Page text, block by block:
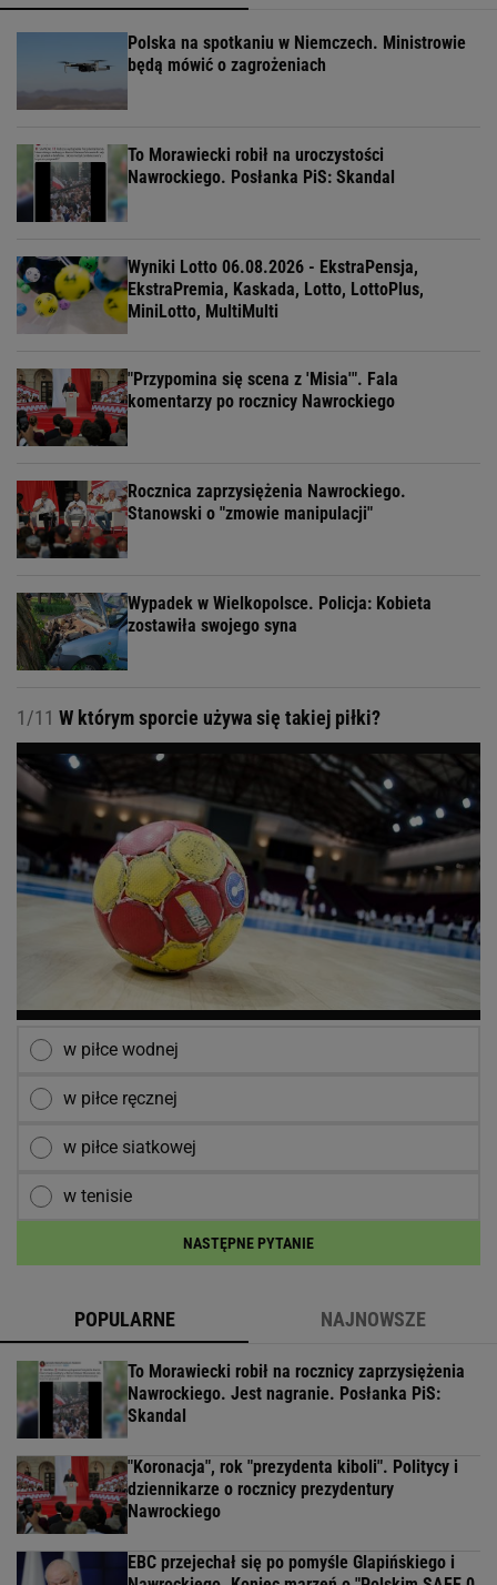
Polska na spotkaniu w Niemczech. Ministrowie
będą mówić o zagrożeniach
To Morawiecki robił na uroczystości
Nawrockiego. Posłanka PiS: Skandal
Wyniki Lotto 06.08.2026 - EkstraPensja,
EkstraPremia, Kaskada, Lotto, LottoPlus,
MiniLotto, MultiMulti
"Przypomina się scena z 'Misia'". Fala
komentarzy po rocznicy Nawrockiego
Rocznica zaprzysiężenia Nawrockiego.
Stanowski o "zmowie manipulacji"
Wypadek w Wielkopolsce. Policja: Kobieta
zostawiła swojego syna
1/11 W którym sporcie używa się takiej piłki?
w piłce wodnej
w piłce ręcznej
w piłce siatkowej
w tenisie
NASTĘPNE PYTANIE
POPULARNE NAJNOWSZE
To Morawiecki robił na rocznicy zaprzysiężenia
Nawrockiego. Jest nagranie. Posłanka PiS:
Skandal
"Koronacja", rok "prezydenta kiboli". Politycy i
dziennikarze o rocznicy prezydentury
Nawrockiego
EBC przejechał się po pomyśle Glapińskiego i